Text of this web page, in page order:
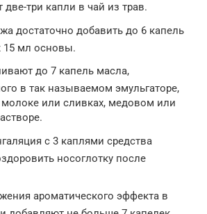
две-три капли в чай из трав.
достаточно добавить до 6 капель
15 мл основы.
до 7 капель масла,
в так называемом эмульгаторе,
или сливках, медовом или
с 3 каплями средства
носоглотку после
ароматического эффекта в